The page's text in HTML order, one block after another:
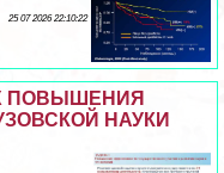
25 07 2026 22:10:22
ПОВЫШЕНИЯ
НАУКИ